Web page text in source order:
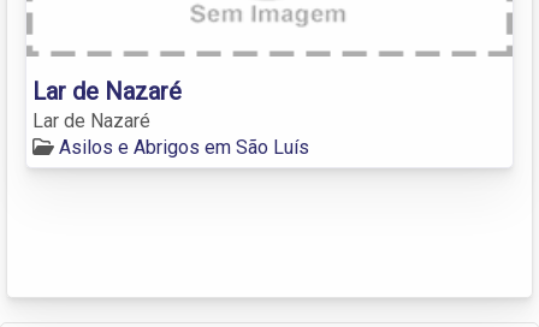
Lar de Nazaré
Lar de Nazaré
Asilos e Abrigos em São Luís